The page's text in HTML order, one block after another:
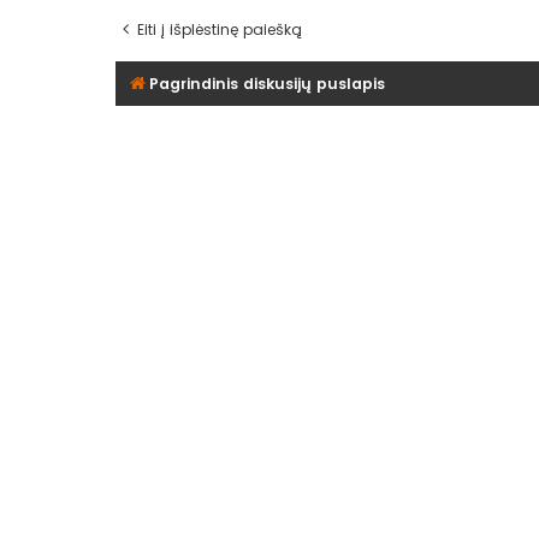
Eiti į išplėstinę paiešką
Pagrindinis diskusijų puslapis